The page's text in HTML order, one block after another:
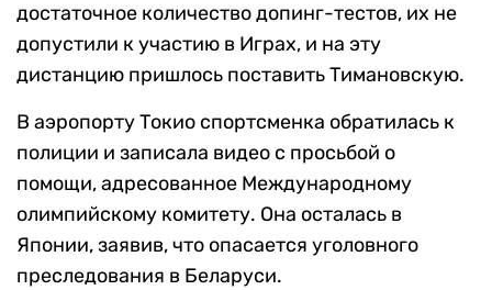
достаточное количество допинг-тестов, их не
допустили к участию в Играх, и на эту
дистанцию пришлось поставить Тимановскую.
В аэропорту Токио спортсменка обратилась к
полиции и записала видео с просьбой о
помощи, адресованное Международному
олимпийскому комитету. Она осталась в
Японии, заявив, что опасается уголовного
преследования в Беларуси.